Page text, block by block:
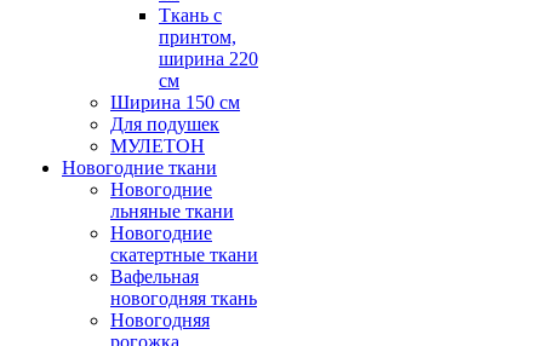
Ткань с
принтом,
ширина 220
см
Ширина 150 см
Для подушек
МУЛЕТОН
Новогодние ткани
Новогодние
льняные ткани
Новогодние
скатертные ткани
Вафельная
новогодняя ткань
Новогодняя
рогожка